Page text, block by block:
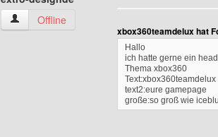
extro-designde Benutzer-Profile anzeigen
Offline
xbox360teamdelux hat
Hallo
ich hatte gerne ein
Thema xbox360
Text:xbox360teamdelux
text2:eure gamepage
große:so groß wie